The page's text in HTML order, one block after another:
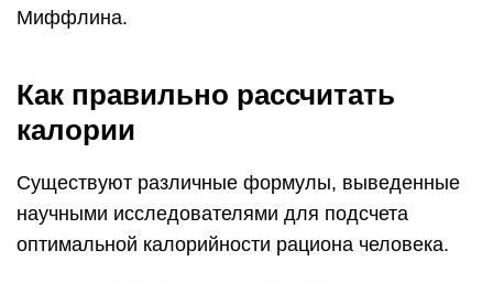
Миффлина.
Как правильно рассчитать
калории
Существуют различные формулы, выведенные
научными исследователями для подсчета
оптимальной калорийности рациона человека.